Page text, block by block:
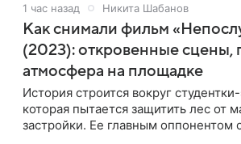
1 час назад Никита Шабанов
Как снимали фильм
(2023): откровенные сцены,
атмосфера на площадке
История строится вокруг
которая пытается защитить лес от
застройки. Ее главным оппонентом